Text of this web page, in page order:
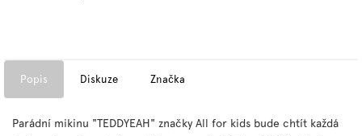
Popis Diskuze Značka
Parádní mikinu "TEDDYEAH" značky All for kids bude chtít každá